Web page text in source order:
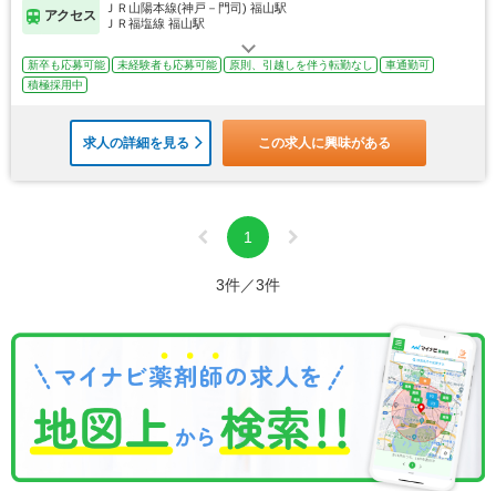
アクセス
ＪＲ山陽本線(神戸－門司) 福山駅
ＪＲ福塩線 福山駅
新卒も応募可能 未経験者も応募可能 原則、引越しを伴う転勤なし
車通勤可
積極採用中
求人の詳細を見る この求人に興味がある
1
3件／3件